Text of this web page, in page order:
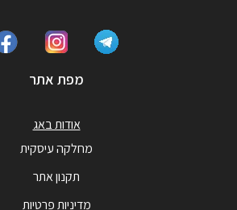
מפת אתר
אודות באג
מחלקה עיסקית
תקנון אתר
מדיניות פרטיות